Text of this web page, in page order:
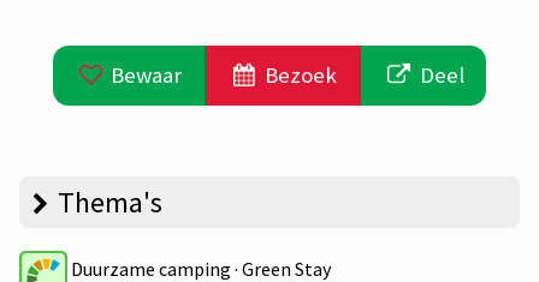
Bewaar Bezoek Deel
Thema's
Duurzame camping · Green Stay